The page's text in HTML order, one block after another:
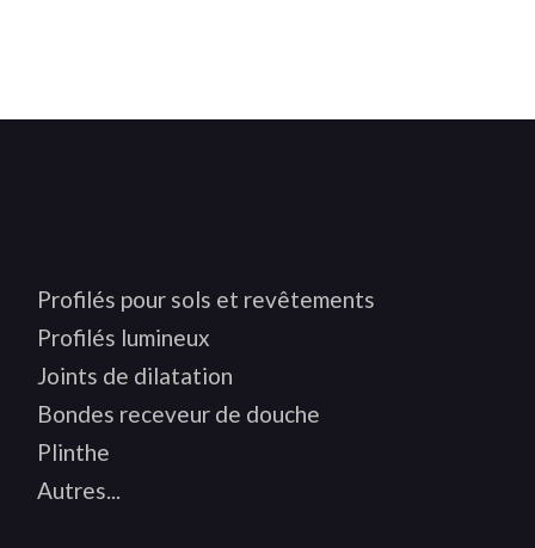
Profilés pour sols et revêtements
Profilés lumineux
Joints de dilatation
Bondes receveur de douche
Plinthe
Autres...